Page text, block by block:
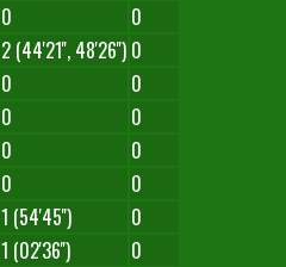
0
0
2 (44'21'', 48'26'') 0
0
0
0
0
0
0
0
0
1 (54'45'')
0
1 (02'36'')
0